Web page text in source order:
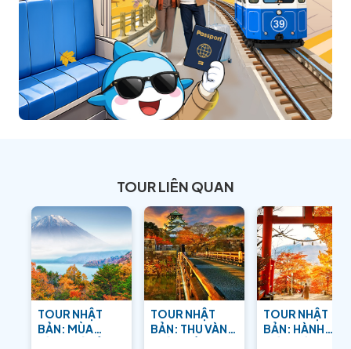
TOUR LIÊN QUAN
TOUR NHẬT
BẢN: MÙA
TOUR NHẬT
BẢN: THU VÀNG
TOUR NHẬT
BẢN: HÀNH